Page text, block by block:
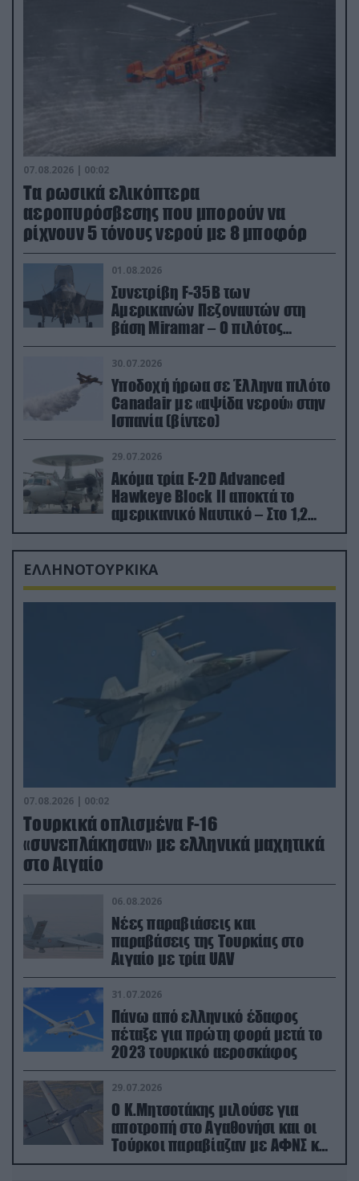
07.08.2026 | 00:02
Τα ρωσικά ελικόπτερα
αεροπυρόσβεσης που μπορούν να
ρίχνουν 5 τόνους νερού με 8 μποφόρ
01.08.2026
Συνετρίβη F-35B των
Αμερικανών Πεζοναυτών στη
βάση Miramar – Ο πιλότος
εκτινάχθηκε εγκαίρως
30.07.2026
Υποδοχή ήρωα σε Έλληνα πιλότο
Canadair με «αψίδα νερού» στην
Ισπανία (βίντεο)
29.07.2026
Ακόμα τρία E-2D Advanced
Hawkeye Block II αποκτά το
αμερικανικό Ναυτικό – Στο 1,2
δισ.δολάρια το κόστος
ΕΛΛΗΝΟΤΟΥΡΚΙΚΑ
07.08.2026 | 00:02
Τουρκικά οπλισμένα F-16
«συνεπλάκησαν» με ελληνικά μαχητικά
στο Αιγαίο
06.08.2026
Νέες παραβιάσεις και
παραβάσεις της Τουρκίας στο
Αιγαίο με τρία UAV
31.07.2026
Πάνω από ελληνικό έδαφος
πέταξε για πρώτη φορά μετά το
2023 τουρκικό αεροσκάφος
29.07.2026
Ο Κ.Μητσοτάκης μιλούσε για
αποτροπή στο Αγαθονήσι και οι
Τούρκοι παραβίαζαν με ΑΦΝΣ και
drone